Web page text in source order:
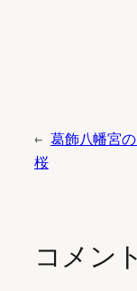
← 葛飾八幡宮
桜
コメント